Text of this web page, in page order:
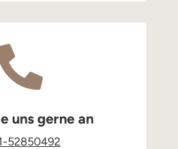
uns gerne an
52850492